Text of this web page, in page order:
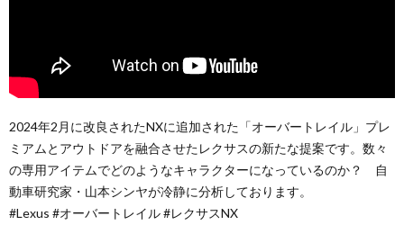
2024年2月に改良されたNXに追加された「オーバートレイル」プレ
ミアムとアウトドアを融合させたレクサスの新たな提案です。数々
の専用アイテムでどのようなキャラクターになっているのか？ 自
動車研究家・山本シンヤが冷静に分析しております。
#Lexus #オーバートレイル #レクサスNX